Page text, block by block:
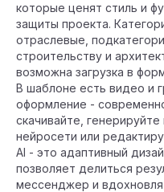
которые ценят стиль и
защиты проекта.
отраслевые,
строительству и
возможна загрузка в
В шаблоне есть видео и
оформление -
скачивайте,
нейросети или
AI - это адаптивный
позволяет делиться
мессенджер и